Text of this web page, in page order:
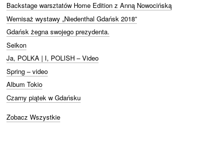
Backstage warsztatów Home Edition z Anną Nowocińską
Wernisaż wystawy „Niedenthal Gdańsk 2018”
Gdańsk żegna swojego prezydenta.
Seikon
Ja, POLKA | I, POLISH – Video
Spring – video
Album Tokio
Czarny piątek w Gdańsku
Zobacz Wszystkie